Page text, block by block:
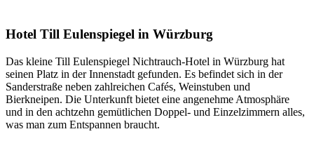
Hotel Till Eulenspiegel in Würzburg
Das kleine Till Eulenspiegel Nichtrauch-Hotel in Würzburg hat
seinen Platz in der Innenstadt gefunden. Es befindet sich in der
Sanderstraße neben zahlreichen Cafés, Weinstuben und
Bierkneipen. Die Unterkunft bietet eine angenehme Atmosphäre
und in den achtzehn gemütlichen Doppel- und Einzelzimmern alles,
was man zum Entspannen braucht.